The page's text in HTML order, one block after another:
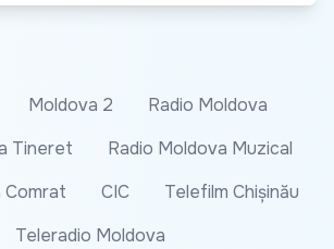
Moldova 2
Radio Moldova
Tineret
Radio Moldova Muzical
Comrat
CIC
Telefilm Chișinău
Teleradio Moldova